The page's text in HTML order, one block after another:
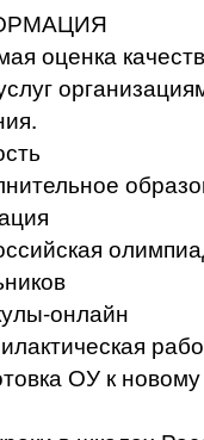
оценка
онлайн
ОУ к